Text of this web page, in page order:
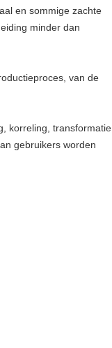
en sommige zachte
minder dan
van de
korreling, transformatie
gebruikers worden